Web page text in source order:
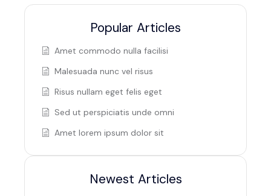
Popular Articles
Amet commodo nulla facilisi
Malesuada nunc vel risus
Risus nullam eget felis eget
Sed ut perspiciatis unde omni
Amet lorem ipsum dolor sit
Newest Articles